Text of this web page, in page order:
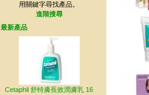
用關鍵字尋找產品。
進階搜尋
最新產品
Cetaphil 舒特膚長效潤膚乳 16